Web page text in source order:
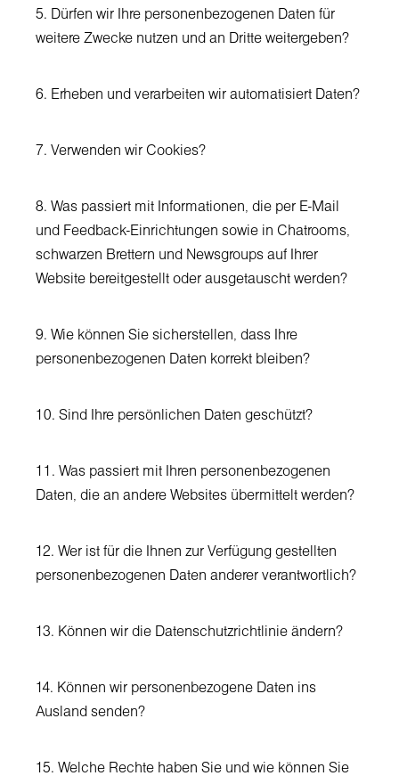
5. Dürfen wir Ihre personenbezogenen Daten für
weitere Zwecke nutzen und an Dritte weitergeben?
6. Erheben und verarbeiten wir automatisiert Daten?
7. Verwenden wir Cookies?
8. Was passiert mit Informationen, die per E-Mail
und Feedback-Einrichtungen sowie in Chatrooms,
schwarzen Brettern und Newsgroups auf Ihrer
Website bereitgestellt oder ausgetauscht werden?
9. Wie können Sie sicherstellen, dass Ihre
personenbezogenen Daten korrekt bleiben?
10. Sind Ihre persönlichen Daten geschützt?
11. Was passiert mit Ihren personenbezogenen
Daten, die an andere Websites übermittelt werden?
12. Wer ist für die Ihnen zur Verfügung gestellten
personenbezogenen Daten anderer verantwortlich?
13. Können wir die Datenschutzrichtlinie ändern?
14. Können wir personenbezogene Daten ins
Ausland senden?
15. Welche Rechte haben Sie und wie können Sie